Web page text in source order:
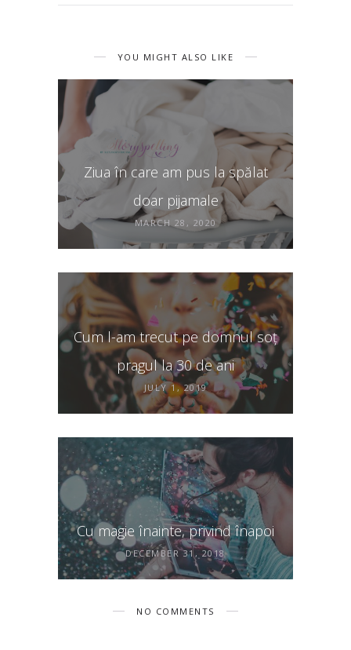
YOU MIGHT ALSO LIKE
Ziua în care am pus la spălat
doar pijamale
MARCH 28, 2020
Cum l-am trecut pe domnul soț
pragul la 30 de ani
JULY 1, 2019
Cu magie înainte, privind înapoi
DECEMBER 31, 2018
NO COMMENTS